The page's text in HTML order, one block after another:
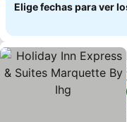
Elige fechas para ver